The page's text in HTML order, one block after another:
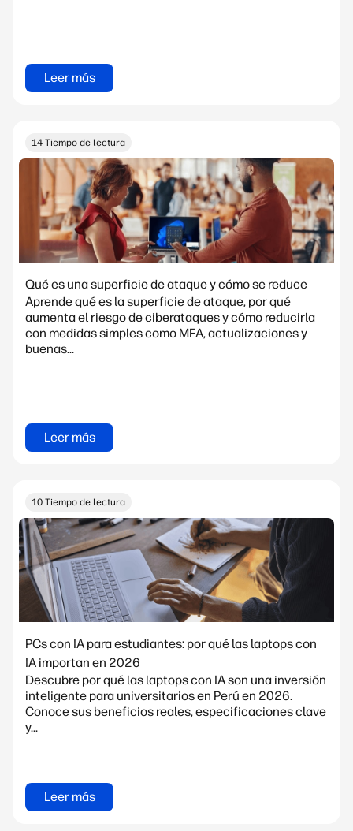
Leer más
14 Tiempo de lectura
Qué es una superficie de ataque y cómo se reduce
Aprende qué es la superficie de ataque, por qué
aumenta el riesgo de ciberataques y cómo reducirla
con medidas simples como MFA, actualizaciones y
buenas...
Leer más
10 Tiempo de lectura
PCs con IA para estudiantes: por qué las laptops con
IA importan en 2026
Descubre por qué las laptops con IA son una inversión
inteligente para universitarios en Perú en 2026.
Conoce sus beneficios reales, especificaciones clave
y...
Leer más